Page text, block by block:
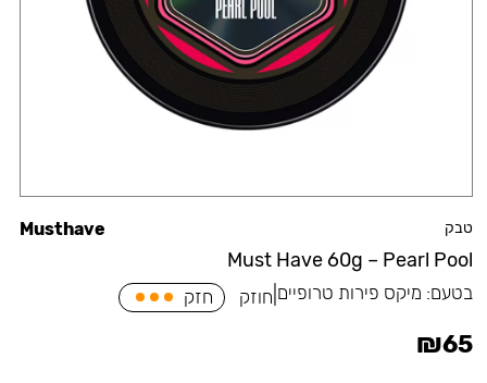
טבק
Must Have 60g – Pearl Pool
Musthave
בטעם: מיקס פירות טרופיים חוזק חזק
₪65